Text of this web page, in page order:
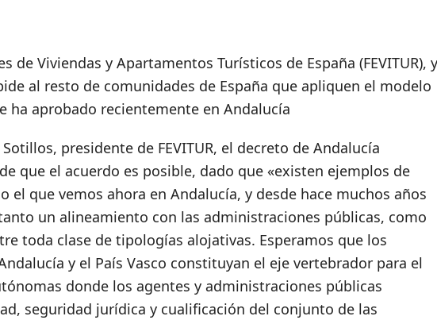
de Viviendas y Apartamentos Turísticos de España (FEVITUR), y
al resto de comunidades de España que apliquen el modelo
ha aprobado recientemente en Andalucía
presidente de FEVITUR, el decreto de Andalucía
que el acuerdo es posible, dado que «existen ejemplos de
el que vemos ahora en Andalucía, y desde hace muchos años
un alineamiento con las administraciones públicas, como
toda clase de tipologías alojativas. Esperamos que los
y el País Vasco constituyan el eje vertebrador para el
donde los agentes y administraciones públicas
seguridad jurídica y cualificación del conjunto de las